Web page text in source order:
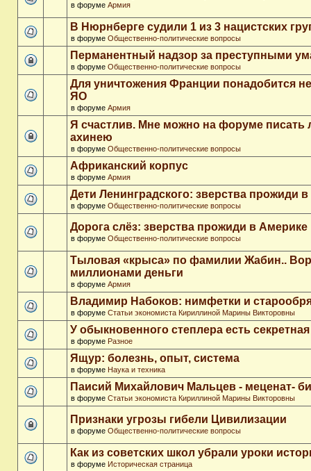
в форуме Армия
В Нюрнберге судили 1 из 3 нацистских
в форуме Общественно-политические вопросы
Перманентный надзор за преступными
в форуме Общественно-политические вопросы
Для уничтожения Франции понадобится
ЯО
в форуме Армия
Я счастлив. Мне можно на форуме
ахинею
в форуме Общественно-политические вопросы
Африканский корпус
в форуме Армия
Дети Ленинградского: зверства прожиди
в форуме Общественно-политические вопросы
Дорога слёз: зверства прожиди в Америке
в форуме Общественно-политические вопросы
Тыловая «крыса» по фамилии Жабин..
миллионами деньги
в форуме Армия
Владимир Набоков: нимфетки и
в форуме Статьи экономиста Кириллиной Марины Викторовны
У обыкновенного степлера есть
в форуме Разное
Ящур: болезнь, опыт, система
в форуме Наука и техника
Паисий Михайлович Мальцев - меценат-
в форуме Статьи экономиста Кириллиной Марины Викторовны
Признаки угрозы гибели Цивилизации
в форуме Общественно-политические вопросы
Как из советских школ убрали уроки
в форуме Историческая страница